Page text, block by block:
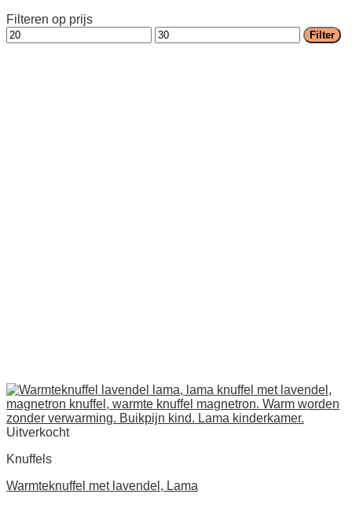
Filteren op prijs
Min.
prijs
Max.
prijs
Filter
Uitverkocht
Knuffels
Warmteknuffel met lavendel, Lama